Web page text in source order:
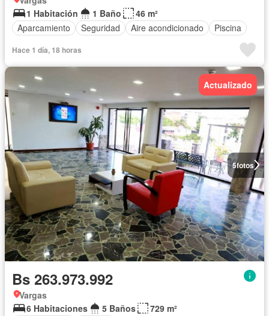
1 Habitación
1 Baño
46 m²
Aparcamiento
Seguridad Aire acondicionado Piscina
Hace 1 día, 18 horas
5fotos
Actualizado
Bs 263.973.992
Vargas
6 Habitaciones
5 Baños
729 m²